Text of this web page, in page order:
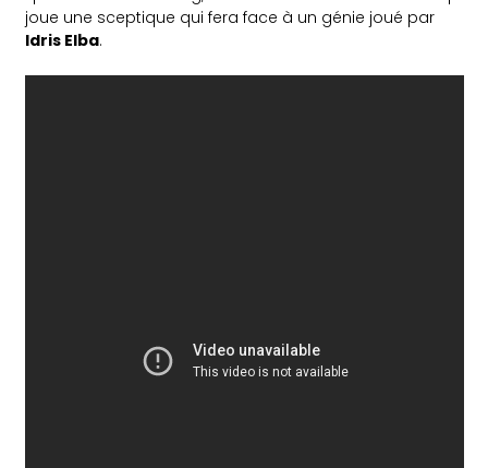
joue une sceptique qui fera face à un génie joué par
Idris Elba.